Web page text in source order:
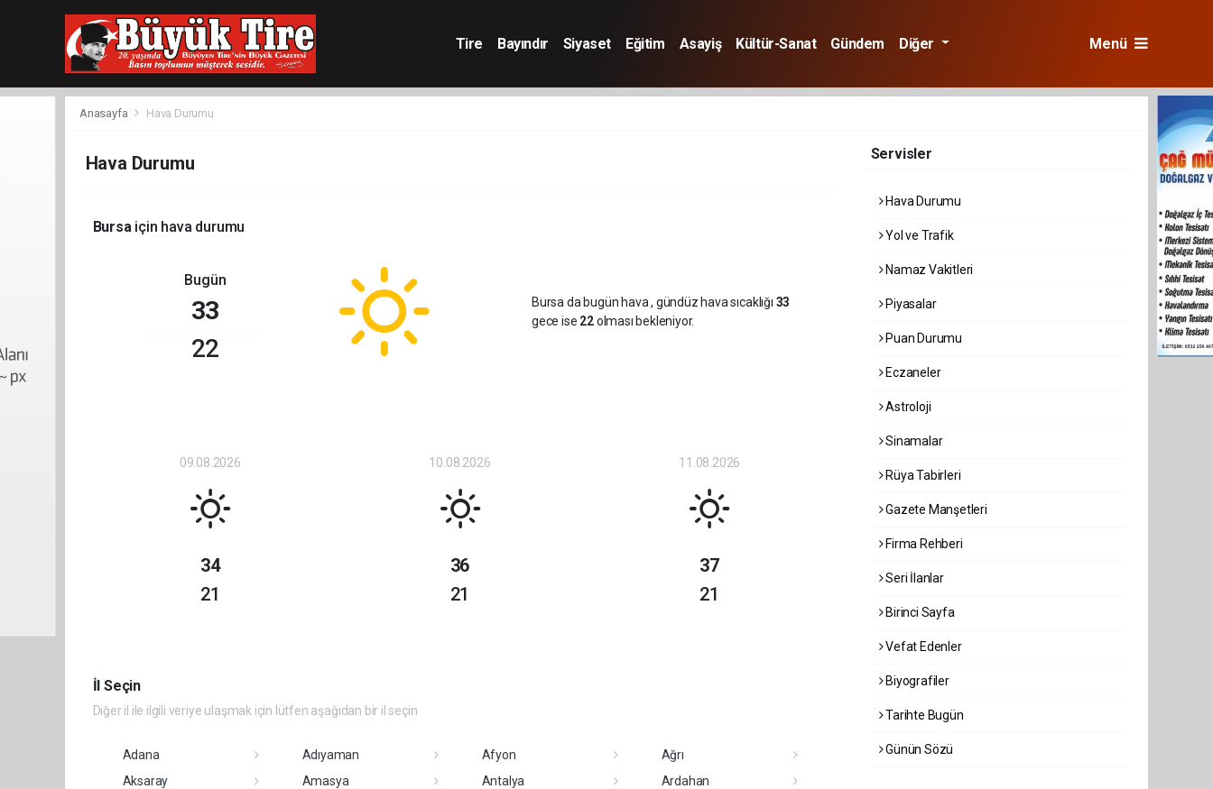
Tire Bayındır Siyaset Eğitim Asayiş Kültür-Sanat Gündem Diğer Menü
Anasayfa Hava Durumu
Hava Durumu
Bursaiçin hava durumu
Bugün
33
22
Bursa da bugün hava, gündüz hava sıcaklığı 33
gece ise 22olması bekleniyor.
09.08.2026
34
21
10.08.2026
36
21
11.08.2026
37
21
İl Seçin
Diğer il ile ilgili veriye ulaşmak için lütfen aşağıdan bir il seçin
Adana Adıyaman Afyon
Ağrı
Aksaray
Amasya Antalya
Ardahan
Servisler
Hava Durumu
Yol ve Trafik
Namaz Vakitleri
Piyasalar
Puan Durumu
Eczaneler
Astroloji
Sinamalar
Rüya Tabirleri
Gazete Manşetleri
Firma Rehberi
Seri İlanlar
Birinci Sayfa
Vefat Edenler
Biyografiler
Tarihte Bugün
Günün Sözü